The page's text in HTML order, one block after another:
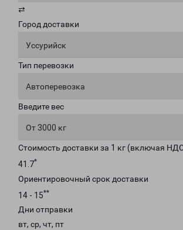
⇄
Город доставки
Уссурийск
Тип перевозки
Автоперевозка
Введите вес
От 3000 кг
Стоимость доставки за 1 кг (включая
41.7*
Ориентировочный срок доставки
14 - 15**
Дни отправки
вт, ср, чт, пт